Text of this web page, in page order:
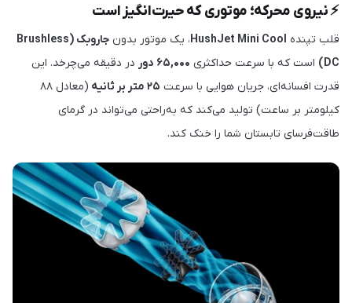
⚡ نیروی محرکه؛ موتوری که حیرت‌انگیز است
قلب تپنده HushJet Mini Cool، یک موتور بدون
جاروبک (Brushless
DC)
است که با سرعت حداکثری ۶۵,۰۰۰ دور
در دقیقه می‌چرخد. این
قدرت افسانه‌ای، جریان هوایی با سرعت ۲۵ متر بر ثانیه
(معادل ۸۸
کیلومتر بر ساعت) تولید می‌کند که به‌راحتی می‌تواند در گرمای
طاقت‌فرسای تابستان شما را خنک کند.